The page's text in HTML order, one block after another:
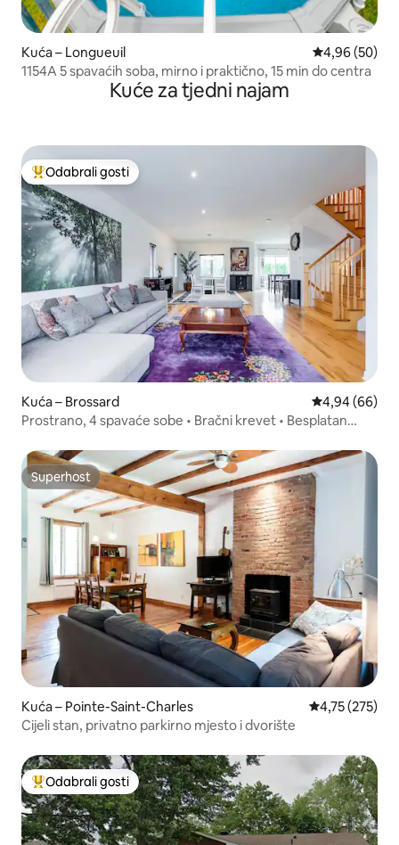
Kuća – Longueuil Prosječna
4,96 (50)
1154A 5 spavaćih soba, mirno i praktično, 15 min do centra
Kuće za tjedni najam
Među najviše rangiranima s oznakom „Odabrali gosti”
Odabrali gosti
Kuća – Brossard Prosječna
4,94 (66)
Prostrano, 4 spavaće sobe • Bračni krevet • Besplatan
Superhost
Superhost
Kuća – Pointe-Saint-Charles Prosječna
4,75 (275)
Cijeli stan, privatno parkirno mjesto i dvorište
Među najviše rangiranima s oznakom „Odabrali gosti”
Odabrali gosti